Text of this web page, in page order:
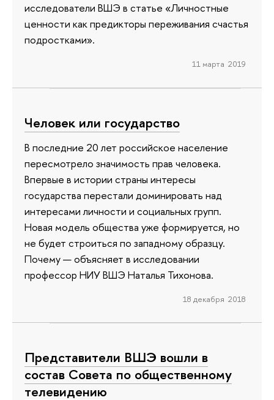
исследователи ВШЭ в статье «Личностные
ценности как предикторы переживания счастья
подростками».
11 марта 2019
Человек или государство
В последние 20 лет российское население
пересмотрело значимость прав человека.
Впервые в истории страны интересы
государства перестали доминировать над
интересами личности и социальных групп.
Новая модель общества уже формируется, но
не будет строиться по западному образцу.
Почему — объясняет в исследовании
профессор НИУ ВШЭ Наталья Тихонова.
18 декабря 2018
Представители ВШЭ вошли в
состав Совета по общественному
телевидению